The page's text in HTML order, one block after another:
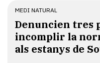
MEDI NATURAL
Denuncien tres
incomplir la
als estanys de